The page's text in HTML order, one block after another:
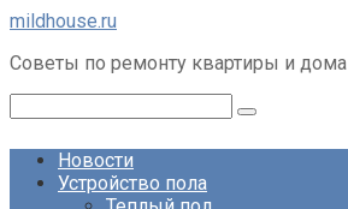
Перейти
контенту
mildhouse.ru
Советы по ремонту квартиры и дома
Новости
Устройство пола